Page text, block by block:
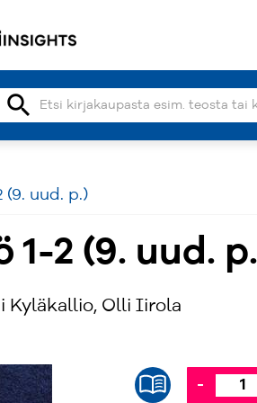
search
(9. uud. p.)
1-2 (9. uud.
Kyläkallio, Olli Iirola
-